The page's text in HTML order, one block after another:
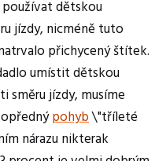
dětskou
jízdy, nicméně tuto
přichycený štítek.
umístit dětskou
směru jízdy, musíme
pohyb\"tříleté
nárazu nikterak